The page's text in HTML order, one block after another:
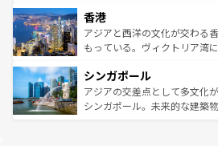
とつ。フォーやバインミー、
ひ現地で味わいたい。どの地
が旅行者を迎えてくれるので
参照してほしい。
の活気が交差している。北部
帯で自然と触れ合い、南部で
いビーチでリゾート気分を楽
激する。気候は一年中温暖で
が待っている。親しみやすい
た文化、そして多様な観光資
香港
アジアと西洋の文化が交わる
もっている。ヴィクトリア湾
み、どこを訪れても感動する
ており、効率よく見どころを
うな絶景から文化的な体験ま
シンガポール
アジアの交差点として多文化
シンガポール。未来的な建築